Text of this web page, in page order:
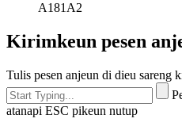
A181A2
Kirimkeun pesen
Tulis pesen anjeun di dieu sareng
atanapi ESC pikeun nutup